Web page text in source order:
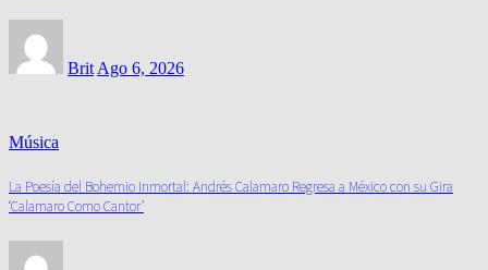
Brit Ago 6, 2026
Música
La Poesía del Bohemio Inmortal: Andrés Calamaro Regresa a México con su Gira
‘Calamaro Como Cantor’